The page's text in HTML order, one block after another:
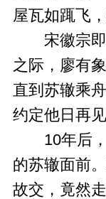
屋瓦如踂飞
宋徽宗即
之际，廖有
直到苏辙乘
约定他日再见
10年后，
的苏辙面前
故交，竟然